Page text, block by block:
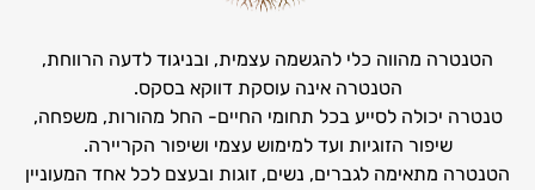
הטנטרה מהווה כלי להגשמה עצמית, ובניגוד לדעה הרווחת,
הטנטרה אינה עוסקת דווקא בסקס.
טנטרה יכולה לסייע בכל תחומי החיים- החל מהורות, משפחה,
שיפור הזוגיות ועד למימוש עצמי ושיפור הקריירה.
הטנטרה מתאימה לגברים, נשים, זוגות ובעצם לכל אחד המעוניין